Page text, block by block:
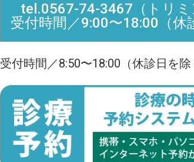
tel.0567-74-3467（トリミ
受付時間／9:00〜18:00（休
受付時間／8:50〜18:00（休診日を除